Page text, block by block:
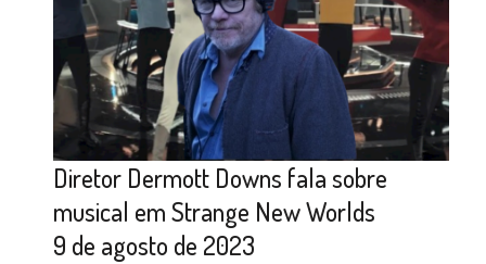
Diretor Dermott Downs fala sobre
musical em Strange New Worlds
9 de agosto de 2023